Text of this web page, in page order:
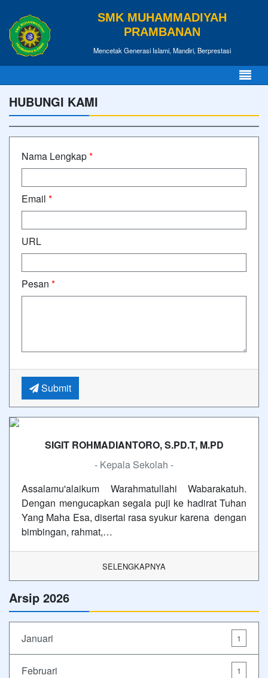
SMK MUHAMMADIYAH
PRAMBANAN
Mencetak Generasi Islami, Mandiri, Berprestasi
HUBUNGI KAMI
Nama Lengkap*
Email *
URL
Pesan *
Submit
SIGIT ROHMADIANTORO, S.PD.T, M.PD
- Kepala Sekolah -
Assalamu'alaikum Warahmatullahi Wabarakatuh.
Dengan mengucapkan segala puji ke hadirat Tuhan
Yang Maha Esa, disertai rasa syukur karena dengan
bimbingan, rahmat,…
SELENGKAPNYA
Arsip 2026
Januari 1
Februari 1